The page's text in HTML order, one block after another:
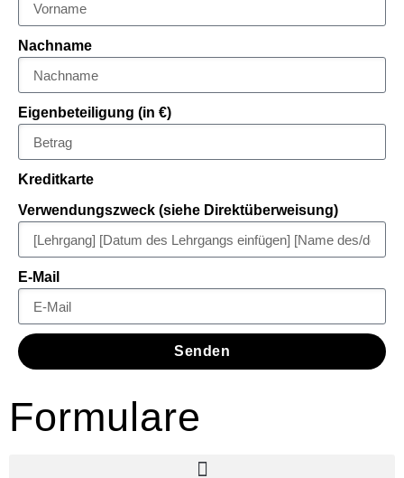
Nachname
Eigenbeteiligung (in €)
Kreditkarte
Verwendungszweck (siehe Direktüberweisung)
E-Mail
Senden
Formulare